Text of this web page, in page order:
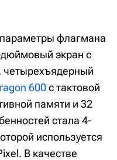
флагмана
экран с
четырехъядерный
600с тактовой
памяти и 32
стала 4-
используется
В качестве